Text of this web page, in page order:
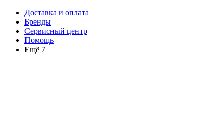
Доставка и оплата
Бренды
Сервисный центр
Помощь
Ещё 7